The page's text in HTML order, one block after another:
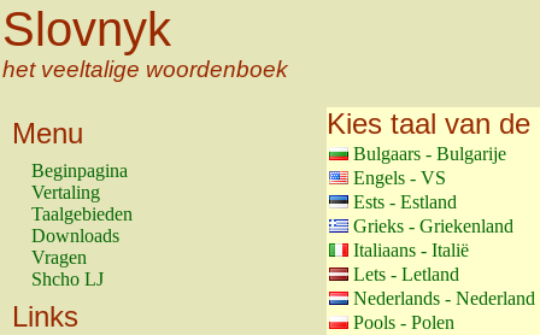
Slovnyk
het veeltalige woordenboek
Menu
Beginpagina
Vertaling
Taalgebieden
Downloads
Vragen
Shcho LJ
Links
Kies taal van de
Bulgaars - Bulgarije
Engels - VS
Ests - Estland
Grieks - Griekenland
Italiaans - Italië
Lets - Letland
Nederlands - Nederland
Pools - Polen